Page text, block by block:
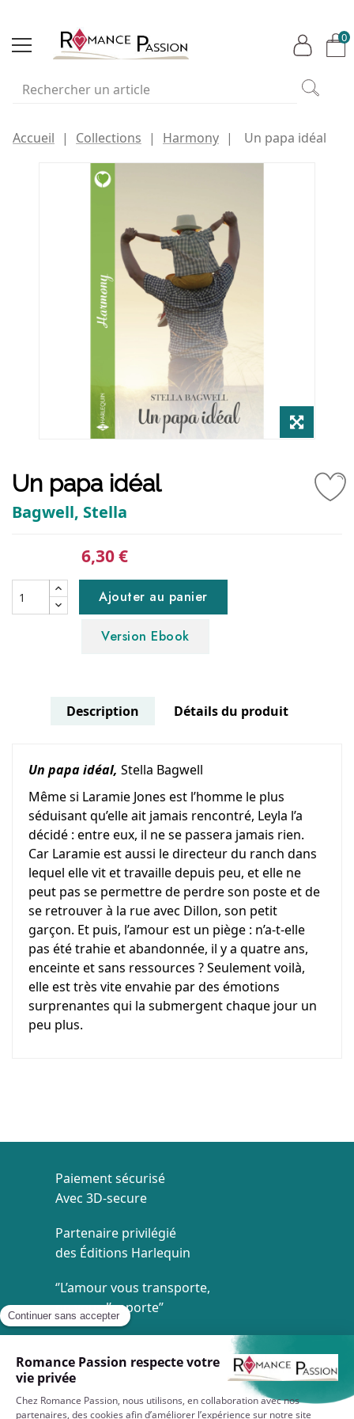
0
Accueil Collections Harmony Un papa idéal
Un papa idéal
Bagwell, Stella
6,30 €
Ajouter au panier
Version Ebook
Description Détails du produit
Un papa idéal, Stella Bagwell
Même si Laramie Jones est l’homme le plus
séduisant qu’elle ait jamais rencontré, Leyla l’a
décidé : entre eux, il ne se passera jamais rien.
Car Laramie est aussi le directeur du ranch dans
lequel elle vit et travaille depuis peu, et elle ne
peut pas se permettre de perdre son poste et de
se retrouver à la rue avec Dillon, son petit
garçon. Et puis, l’amour est un piège : n’a-t-elle
pas été trahie et abandonnée, il y a quatre ans,
enceinte et sans ressources ? Seulement voilà,
elle est très vite envahie par des émotions
surprenantes qui la submergent chaque jour un
peu plus.
Paiement sécurisé
Avec 3D-secure
Partenaire privilégié
des Éditions Harlequin
‘’L’amour vous transporte,
on vous l’apporte’’
Dès 35€ d'achat
Service client